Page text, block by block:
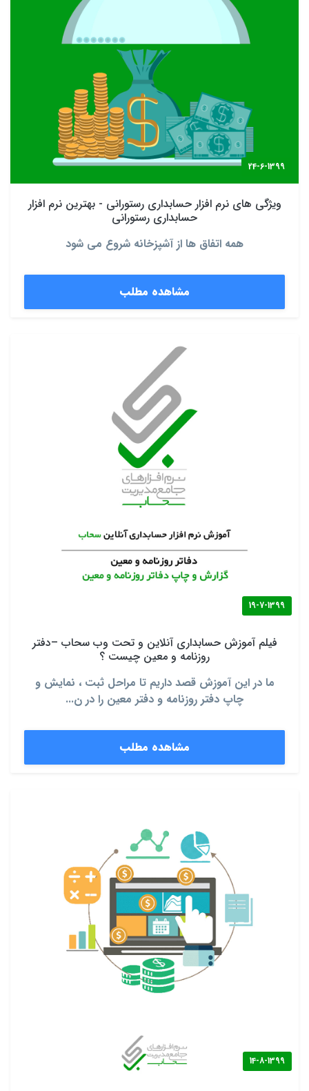
24-6-1399
ویژگی های نرم افزار حسابداری رستورانی - بهترین نرم افزار
حسابداری رستورانی
همه اتفاق ها از آشپزخانه شروع می شود
مشاهده مطلب
19-7-1399
فیلم آموزش حسابداری آنلاین و تحت وب سحاب –دفتر
روزنامه و معین چیست ؟
ما در این آموزش قصد داریم تا مراحل ثبت ، نمایش و
چاپ دفتر روزنامه و دفتر معین را در ن...
مشاهده مطلب
14-8-1399